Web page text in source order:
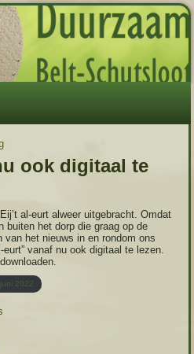
ook digitaal te
al-eurt alweer uitgebracht. Omdat
buiten het dorp die graag op de
van het nieuws in en rondom ons
eurt” vanaf nu ook digitaal te lezen.
2022